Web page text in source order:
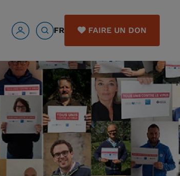
FR FAIRE UN DON